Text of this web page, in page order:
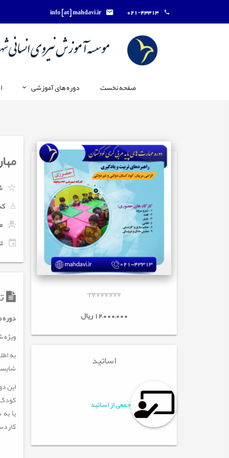
021-43313
info [at] mahdavi.ir
صفحه نخست دوره های آموزشی
17,000,000
12,000,000 ریال
اساتید
جمعی از اساتید
دوره
ویژه
به
این
یا